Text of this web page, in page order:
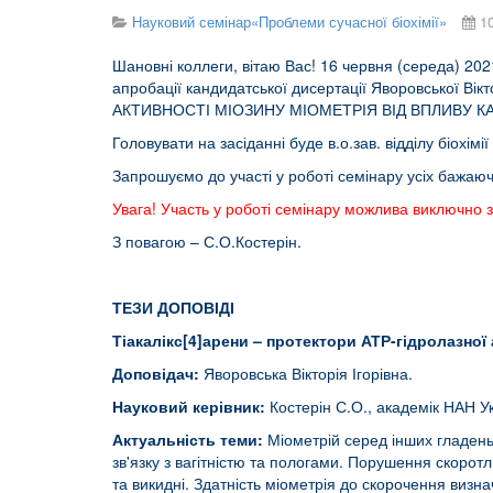
Науковий семінар«Проблеми сучасної біохімії»
Шановні коллеги, вітаю Вас! 16 червня (середа)
апробації кандидатської дисертації Яворовської
АКТИВНОСТІ МІОЗИНУ МІОМЕТРІЯ ВІД ВПЛИВУ
Головувати на засіданні буде в.о.зав. відділу
Запрошуємо до участі у роботі семінару усіх
Увага! Участь у роботі семінару можлива виключно
З повагою – С.О.Костерін.
ТЕЗИ ДОПОВІДІ
Тіакалікс[4]арени – протектори АТР-
Доповідач: Яворовська Вікторія Ігорівна.
Науковий керівник: Костерін С.О., академік НАН
Актуальність теми: Міометрій серед інших
зв'язку з вагітністю та пологами. Порушення
та викидні. Здатність міометрія до скорочення